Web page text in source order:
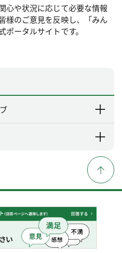
心や状況に応じて必要な情報
様のご意見を反映し、「みん
ータルサイトです。